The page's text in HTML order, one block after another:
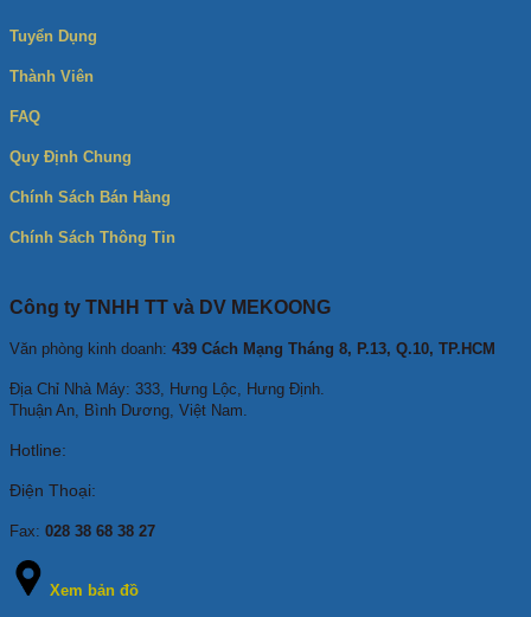
Tuyển Dụng
Thành Viên
FAQ
Quy Định Chung
Chính Sách Bán Hàng
Chính Sách Thông Tin
Công ty TNHH TT và DV MEKOONG
Văn phòng kinh doanh: 439 Cách Mạng Tháng 8, P.13, Q.10, TP.HCM
Địa Chỉ Nhà Máy: 333, Hưng Lộc, Hưng Định.
Thuận An, Bình Dương, Việt Nam.
Hotline:
Điện Thoại:
Fax: 028 38 68 38 27
Xem bản đồ